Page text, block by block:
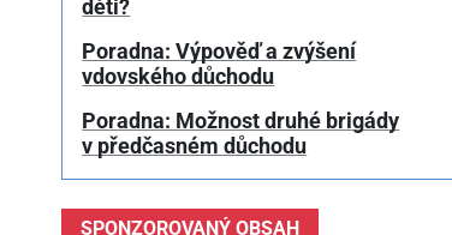
děti?
Poradna: Výpověď a zvýšení
vdovského důchodu
Poradna: Možnost druhé brigády
v předčasném důchodu
SPONZOROVANÝ OBSAH